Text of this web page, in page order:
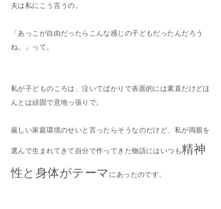
夫は私にこう言うの。
「あっこが自由だったらこんな感じの子どもだったんだろう
ね。」って。
私が子どものころは、泣いてばかりで表面的には素直だけどほ
んとは頑固で意地っ張りで。
厳しい家庭環境のせいと言ったらそうなのだけど、私が両親を
選んで生まれてきて自分で作ってきた物語にはいつも精神
性と身体がテーマ にあったのです。